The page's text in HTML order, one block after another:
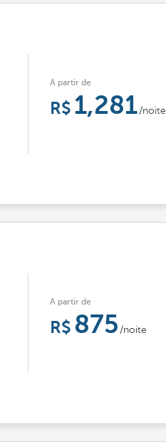
A partir de
1,281 /noite
A partir de
875 /noite